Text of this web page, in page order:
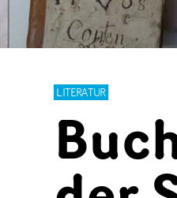
LITERATUR